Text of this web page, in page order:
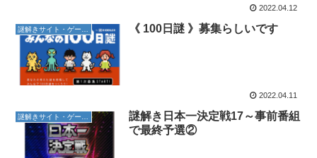
2022.04.12
謎解きサイト・ゲーム紹介 《 100日謎 》募集らしいです
2022.04.11
謎解き日本一決定戦17～事前番組
で最終予選②